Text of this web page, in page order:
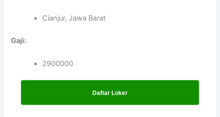
Cianjur, Jawa Barat
Gaji:
2900000
Daftar Loker